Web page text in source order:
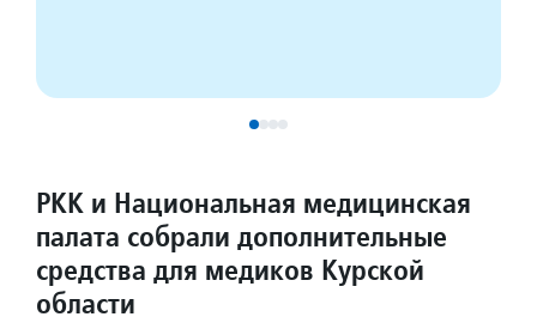
РКК и Национальная медицинская
палата собрали дополнительные
средства для медиков Курской
области